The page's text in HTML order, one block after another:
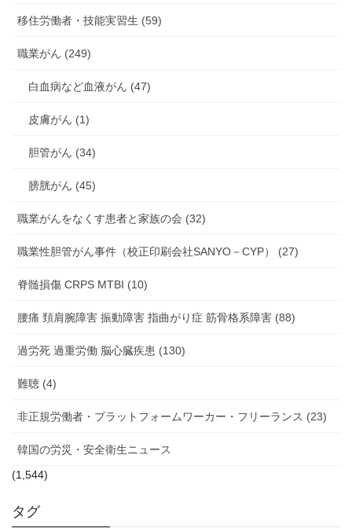
移住労働者・技能実習生 (59)
職業がん (249)
白血病など血液がん (47)
皮膚がん (1)
胆管がん (34)
膀胱がん (45)
職業がんをなくす患者と家族の会 (32)
職業性胆管がん事件（校正印刷会社SANYO－CYP） (27)
脊髄損傷 CRPS MTBI (10)
腰痛 頚肩腕障害 振動障害 指曲がり症 筋骨格系障害 (88)
過労死 過重労働 脳心臓疾患 (130)
難聴 (4)
非正規労働者・プラットフォームワーカー・フリーランス (23)
韓国の労災・安全衛生ニュース
(1,544)
タグ